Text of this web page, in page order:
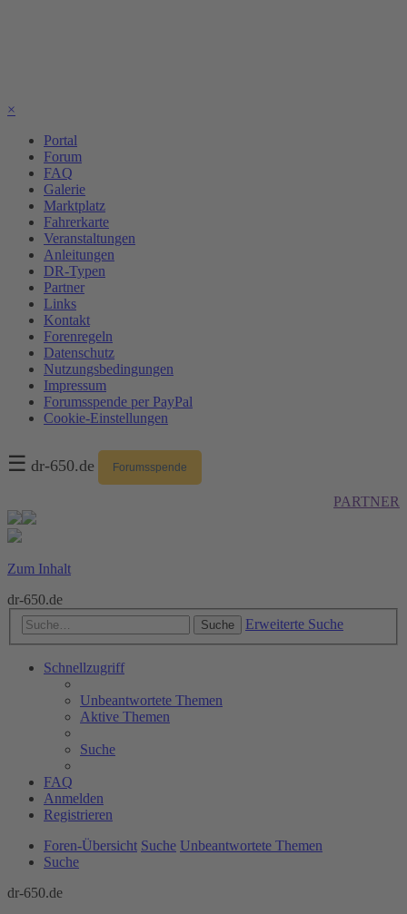
×
Portal
Forum
FAQ
Galerie
Marktplatz
Fahrerkarte
Veranstaltungen
Anleitungen
DR-Typen
Partner
Links
Kontakt
Forenregeln
Datenschutz
Nutzungsbedingungen
Impressum
Forumsspende per PayPal
Cookie-Einstellungen
☰ dr-650.de Forumsspende
PARTNER
Zum Inhalt
dr-650.de
Suche Erweiterte Suche
Schnellzugriff
Unbeantwortete Themen
Aktive Themen
Suche
FAQ
Anmelden
Registrieren
Foren-Übersicht Suche Unbeantwortete Themen
Suche
dr-650.de